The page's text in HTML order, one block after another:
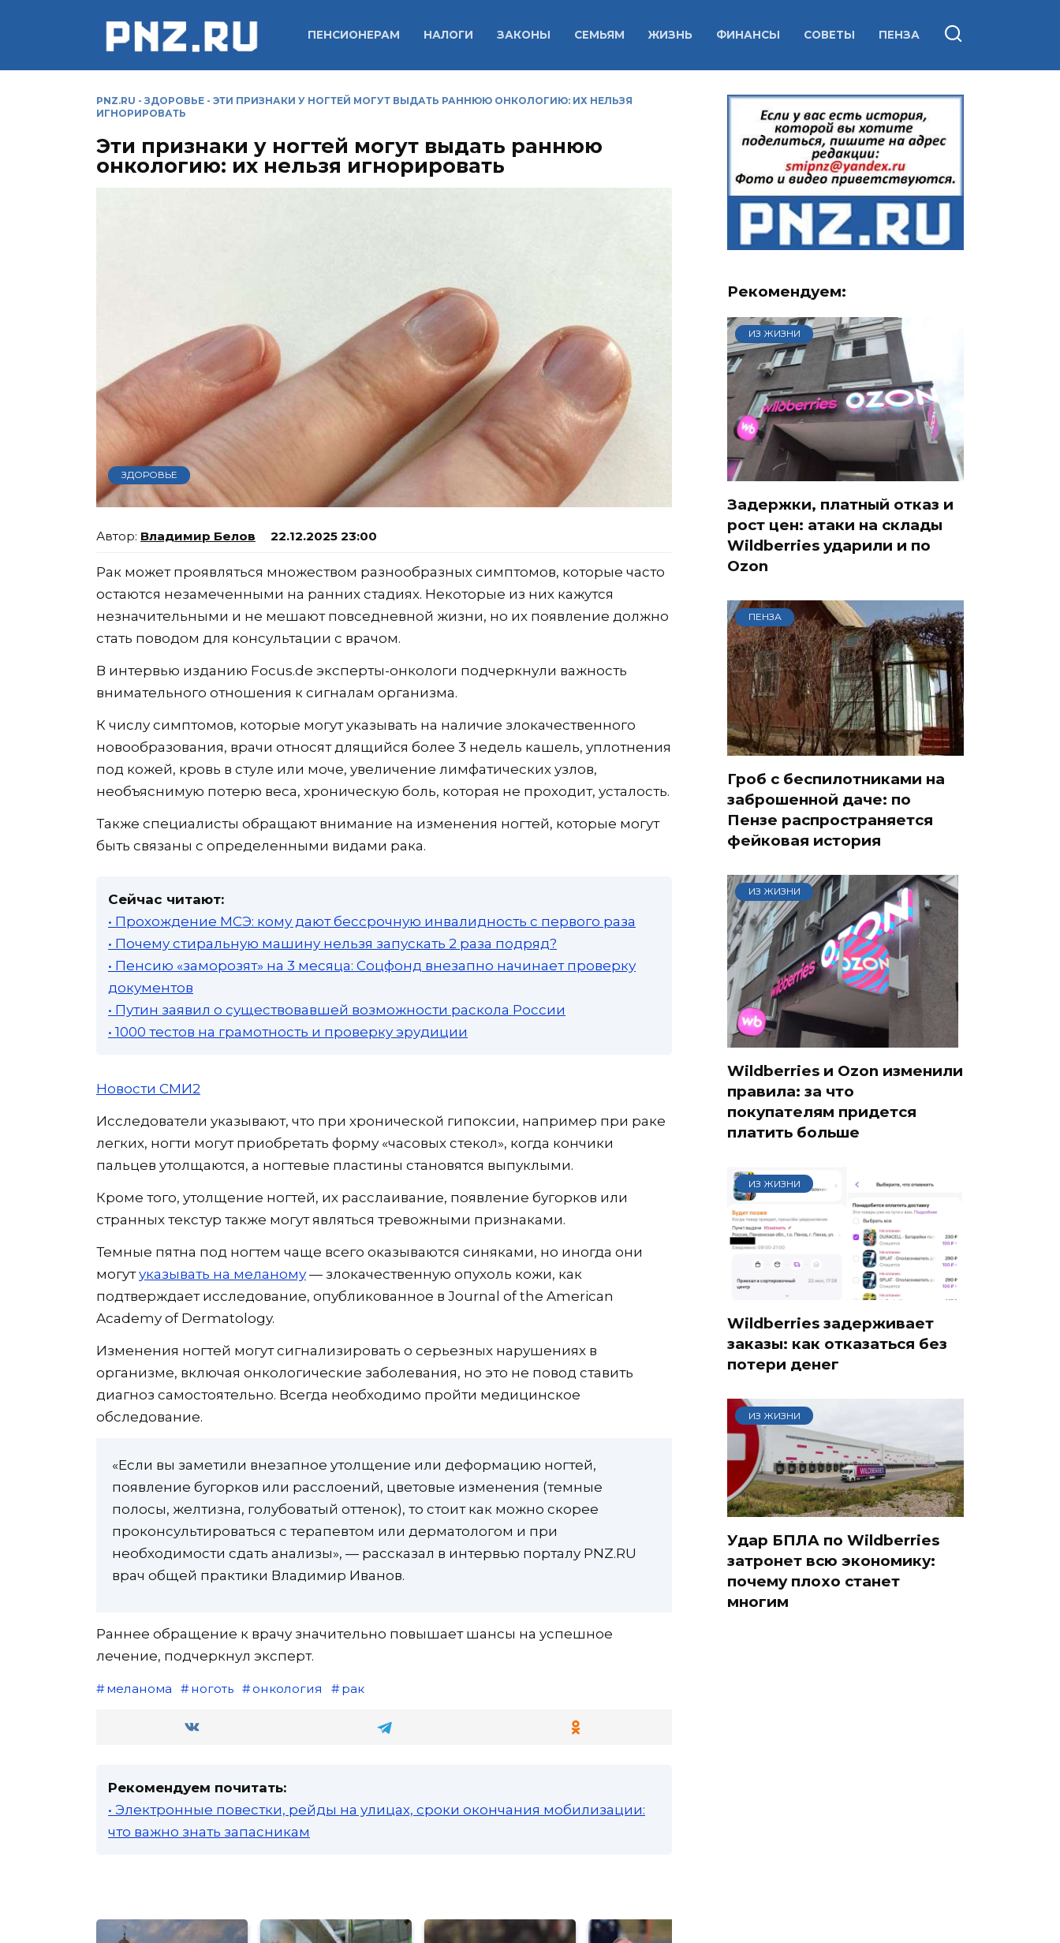
ПЕНСИОНЕРАМ НАЛОГИ ЗАКОНЫ СЕМЬЯМ ЖИЗНЬ ФИНАНСЫ СОВЕТЫ ПЕНЗА
PNZ.RU - ЗДОРОВЬЕ - ЭТИ ПРИЗНАКИ У НОГТЕЙ МОГУТ ВЫДАТЬ РАННЮЮ ОНКОЛОГИЮ: ИХ НЕЛЬЗЯ
ИГНОРИРОВАТЬ
Эти признаки у ногтей могут выдать раннюю
онкологию: их нельзя игнорировать
ЗДОРОВЬЕ
Владимир Белов 22.12.2025 23:00
Рак может проявляться множеством разнообразных симптомов, которые часто
остаются незамеченными на ранних стадиях. Некоторые из них кажутся
незначительными и не мешают повседневной жизни, но их появление должно
стать поводом для консультации с врачом.
В интервью изданию Focus.de эксперты-онкологи подчеркнули важность
внимательного отношения к сигналам организма.
К числу симптомов, которые могут указывать на наличие злокачественного
новообразования, врачи относят длящийся более 3 недель кашель, уплотнения
под кожей, кровь в стуле или моче, увеличение лимфатических узлов,
необъяснимую потерю веса, хроническую боль, которая не проходит, усталость.
Также специалисты обращают внимание на изменения ногтей, которые могут
быть связаны с определенными видами рака.
Сейчас читают:
• Прохождение МСЭ: кому дают бессрочную инвалидность с первого раза
• Почему стиральную машину нельзя запускать 2 раза подряд?
• Пенсию «заморозят» на 3 месяца: Соцфонд внезапно начинает проверку
документов
• Путин заявил о существовавшей возможности раскола России
• 1000 тестов на грамотность и проверку эрудиции
Новости СМИ2
Исследователи указывают, что при хронической гипоксии, например при раке
легких, ногти могут приобретать форму «часовых стекол», когда кончики
пальцев утолщаются, а ногтевые пластины становятся выпуклыми.
Кроме того, утолщение ногтей, их расслаивание, появление бугорков или
странных текстур также могут являться тревожными признаками.
Темные пятна под ногтем чаще всего оказываются синяками, но иногда они
могутуказывать на меланому— злокачественную опухоль кожи, как
подтверждает исследование, опубликованное в Journal of the American
Academy of Dermatology.
Изменения ногтей могут сигнализировать о серьезных нарушениях в
организме, включая онкологические заболевания, но это не повод ставить
диагноз самостоятельно. Всегда необходимо пройти медицинское
обследование.
«Если вы заметили внезапное утолщение или деформацию ногтей,
появление бугорков или расслоений, цветовые изменения (темные
полосы, желтизна, голубоватый оттенок), то стоит как можно скорее
проконсультироваться с терапевтом или дерматологом и при
необходимости сдать анализы», — рассказал в интервью порталу PNZ.RU
врач общей практики Владимир Иванов.
Раннее обращение к врачу значительно повышает шансы на успешное
лечение, подчеркнул эксперт.
меланома ноготь онкология рак
Рекомендуем почитать:
• Электронные повестки, рейды на улицах, сроки окончания мобилизации:
что важно знать запасникам
Рекомендуем:
ИЗ ЖИЗНИ
Задержки, платный отказ и
рост цен: атаки на склады
Wildberries ударили и по
Ozon
ПЕНЗА
Гроб с беспилотниками на
заброшенной даче: по
Пензе распространяется
фейковая история
ИЗ ЖИЗНИ
Wildberries и Ozon изменили
правила: за что
покупателям придется
платить больше
ИЗ ЖИЗНИ
Wildberries задерживает
заказы: как отказаться без
потери денег
ИЗ ЖИЗНИ
Удар БПЛА по Wildberries
затронет всю экономику:
почему плохо станет
многим